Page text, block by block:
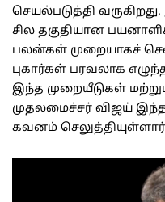
செயல்படுத்தி
சில தகுதியான
பலன்கள் முறையாகச்
புகார்கள் பரவலாக
இந்த முறையீடுகள்
முதலமைச்சர் விஜய் இந்த
கவனம்